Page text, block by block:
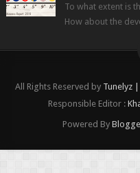
To what extent is
How about the
All Rights Reserved by Tunelyz
Responsible Editor :
Powered By